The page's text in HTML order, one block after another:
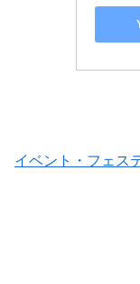
イベント・フェス